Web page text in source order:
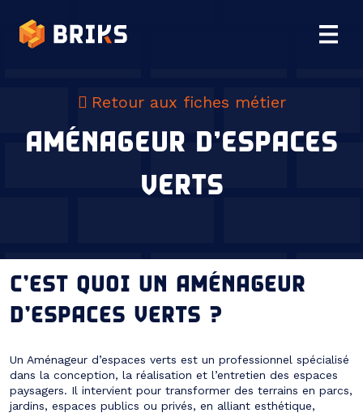
Retour aux fiches métier
AMÉNAGEUR D’ESPACES
VERTS
C’EST QUOI UN AMÉNAGEUR
D’ESPACES VERTS ?
Un Aménageur d’espaces verts est un professionnel spécialisé
dans la conception, la réalisation et l’entretien des espaces
paysagers. Il intervient pour transformer des terrains en parcs,
jardins, espaces publics ou privés, en alliant esthétique,